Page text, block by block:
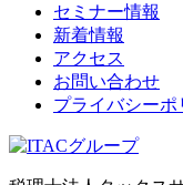
セミナー情報
新着情報
アクセス
お問い合わせ
プライバシーポ